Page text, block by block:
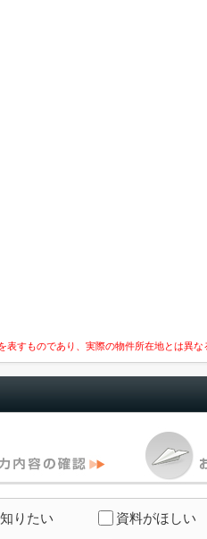
すものであり、実際の物件所在地とは異な
りたい
資料がほしい